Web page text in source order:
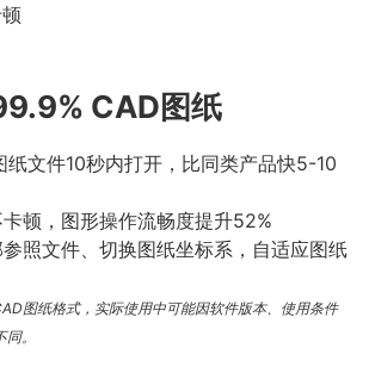
CAD图纸
文件10秒内打开，比同类产品快5-10
顿，图形操作流畅度提升52%
照文件、切换图纸坐标系，自适应图纸
图纸格式，实际使用中可能因软件版本、使用条件
。